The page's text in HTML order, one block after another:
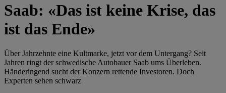
Saab: «Das ist keine Krise, das
ist das Ende»
Über Jahrzehnte eine Kultmarke, jetzt vor dem Untergang? Seit
Jahren ringt der schwedische Autobauer Saab ums Überleben.
Händeringend sucht der Konzern rettende Investoren. Doch
Experten sehen schwarz